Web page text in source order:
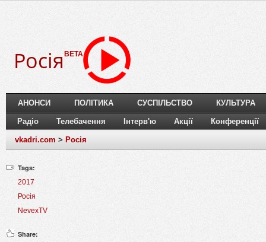
Росія BETA
АНОНСИ ПОЛІТИКА СУСПІЛЬСТВО КУЛЬТУРА
Радіо Телебачення Інтерв'ю Акції Конференції
vkadri.com > Росія
Tags:
2017
Росія
NevexTV
Share: